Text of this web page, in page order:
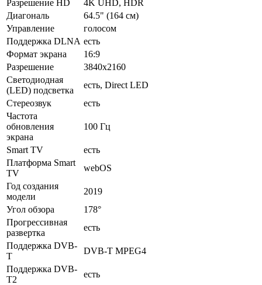
Разрешение HD
4K UHD, HDR
Диагональ
64.5" (164 см)
Управление
голосом
Поддержка DLNA есть
Формат экрана
16:9
Разрешение
3840x2160
Светодиодная
(LED) подсветка
есть, Direct LED
Стереозвук
есть
Частота
обновления
экрана
100 Гц
Smart TV
есть
Платформа Smart
TV
webOS
Год создания
модели
2019
Угол обзора
178°
Прогрессивная
развертка
есть
Поддержка DVB-
T
DVB-T MPEG4
Поддержка DVB-
T2
есть